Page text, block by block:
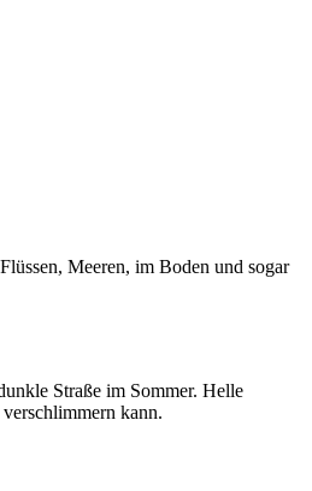
Meeren, im Boden und sogar
Straße im Sommer. Helle
kann.